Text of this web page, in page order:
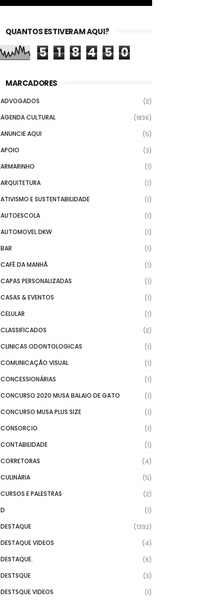
QUANTOS ESTIVERAM AQUI?
5 1 8 4 5 0
MARCADORES
ADVOGADOS
(2)
AGENDA CULTURAL
(1836)
ANUNCIE AQUI
(5)
APOIO
(3)
ARMARINHO
(1)
ARQUITETURA
(1)
ATIVISMO E SUSTENTABILIDADE
(1)
AUTOESCOLA
(1)
AUTOMOVEL DKW
(1)
BAR
(1)
CAFÉ DA MANHÃ
(1)
CAPAS PERSONALIZADAS
(1)
CASAS & EVENTOS
(1)
CELULAR
(1)
CLASSIFICADOS
(2)
CLINICAS ODONTOLOGICAS
(1)
COMUNICAÇÃO VISUAL
(1)
CONCESSIONÁRIAS
(1)
CONCURSO 2020 MUSA BALAIO DE GATO
(1)
CONCURSO MUSA PLUS SIZE
(1)
CONSORCIO
(1)
CONTABILIDADE
(1)
CORRETORAS
(4)
CULINÁRIA
(5)
CURSOS E PALESTRAS
(2)
D
(1)
DESTAQUE
(1392)
DESTAQUE VIDEOS
(4)
DESTAQUE.
(6)
DESTSQUE
(3)
DESTSQUE VIDEOS
(1)